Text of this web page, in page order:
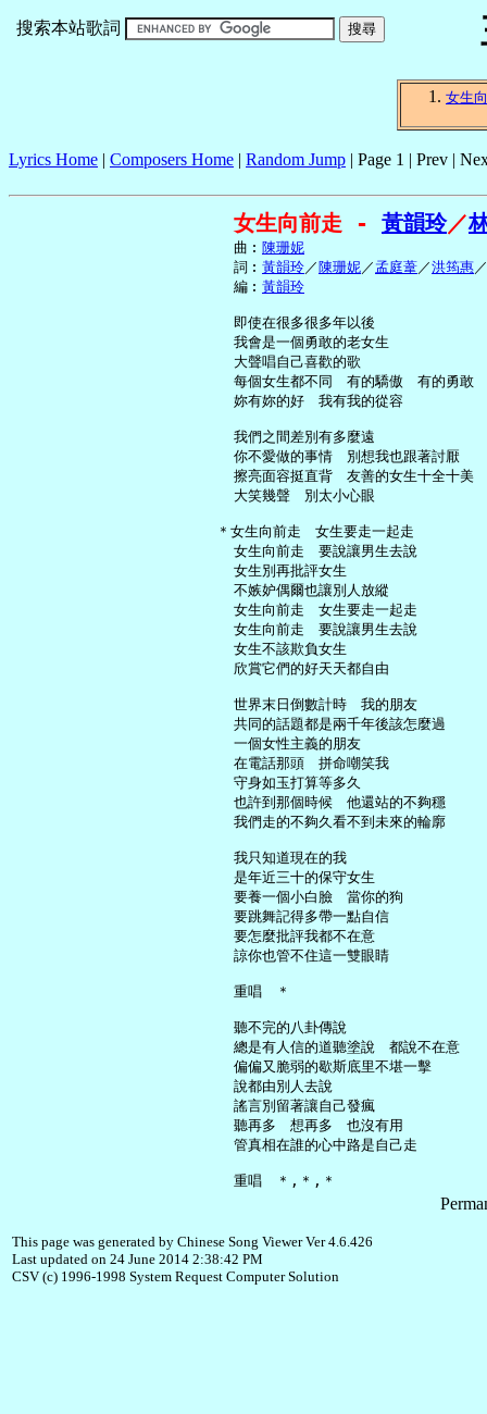
搜索本站歌詞
女生
Lyrics Home | Composers Home | Random Jump | Page 1 | Prev |
女生向前走 - 黃韻玲／
     曲︰
陳珊妮
     詞︰
黃韻玲／ 陳珊妮／孟庭葦／洪筠惠／
     編︰
黃韻玲
     即使在很多很多年以後
     我會是一個勇敢的老女生
     大聲唱自己喜歡的歌
     每個女生都不同　有的驕傲　有的勇敢
     妳有妳的好　我有我的從容
     我們之間差別有多麼遠
     你不愛做的事情　別想我也跟著討厭
     擦亮面容挺直背　友善的女生十全十美
     大笑幾聲　別太小心眼
   ＊女生向前走　女生要走一起走
     女生向前走　要說讓男生去說
     女生別再批評女生
     不嫉妒偶爾也讓別人放縱
     女生向前走　女生要走一起走
     女生向前走　要說讓男生去說
     女生不該欺負女生
     欣賞它們的好天天都自由
     世界末日倒數計時　我的朋友
     共同的話題都是兩千年後該怎麼過
     一個女性主義的朋友
     在電話那頭　拼命嘲笑我
     守身如玉打算等多久
     也許到那個時候　他還站的不夠穩
     我們走的不夠久看不到未來的輪廓
     我只知道現在的我
     是年近三十的保守女生
     要養一個小白臉　當你的狗
     要跳舞記得多帶一點自信
     要怎麼批評我都不在意
     諒你也管不住這一雙眼睛
     重唱　＊
     聽不完的八卦傳說
     總是有人信的道聽塗說　都說不在意
     偏偏又脆弱的歇斯底里不堪一擊
     說都由別人去說
     謠言別留著讓自己發瘋
     聽再多　想再多　也沒有用
     管真相在誰的心中路是自己走
This page was generated by Chinese Song Viewer Ver 4.6.426
Last updated on 24 June 2014 2:38:42 PM
CSV (c) 1996-1998 System Request Computer Solution